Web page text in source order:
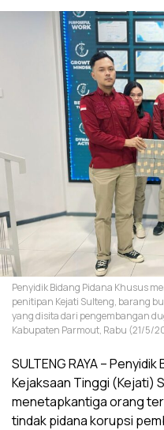
Penyidik Bidang Pidana Khusus
penitipan Kejati Sulteng, barang
yang disita dari pengembangan
Kabupaten Parmout, Rabu (21/5/
SULTENG RAYA –
Kejaksaan Tinggi (Kejati)
menetapkantiga orang
tindak pidana korupsi